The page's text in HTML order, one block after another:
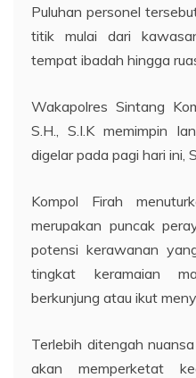
Puluhan personel
titik mulai dari
tempat ibadah hingga
Wakapolres Sintang
S.H., S.I.K memimpin
digelar pada pagi hari ini,
Kompol Firah
merupakan puncak
potensi kerawanan
tingkat keramaian
berkunjung atau ikut
Terlebih ditengah
akan memperketat